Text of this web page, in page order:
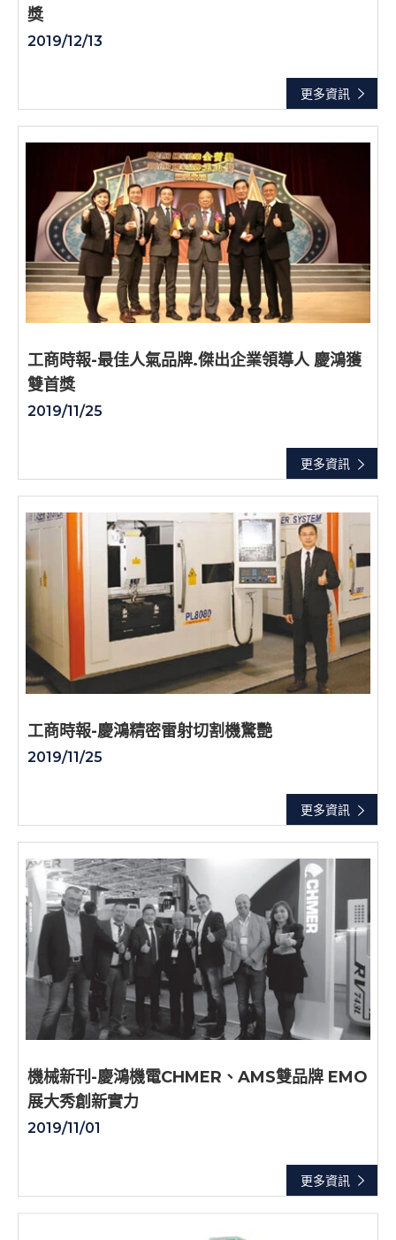
更多資訊
獎
2019/12/13
更多資訊
工商時報-最佳人氣品牌.傑出企業領導人 慶鴻獲
雙首獎
2019/11/25
更多資訊
工商時報-慶鴻精密雷射切割機驚艷
2019/11/25
更多資訊
機械新刊-慶鴻機電CHMER、AMS雙品牌 EMO
展大秀創新實力
2019/11/01